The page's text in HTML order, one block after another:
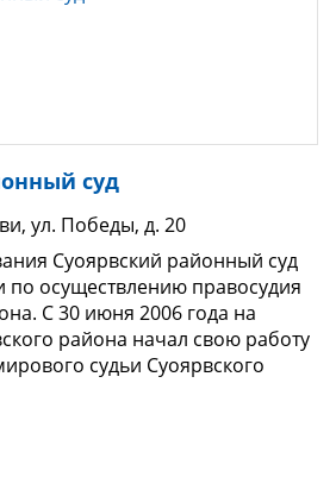
суд
ул. Победы, д. 20
Суоярвский районный суд
по осуществлению правосудия
С 30 июня 2006 года на
района начал свою работу
судьи Суоярвского